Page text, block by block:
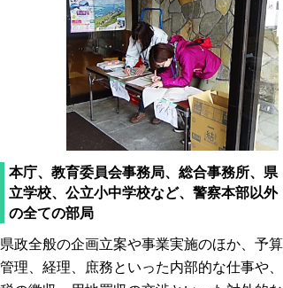
本庁、教育委員会事務局、総合事務所、県
立学校、公立小中学校など、警察本部以外
の全ての部局
県政全般の企画立案や事業実施のほか、予算
管理、経理、庶務といった内部的な仕事や、